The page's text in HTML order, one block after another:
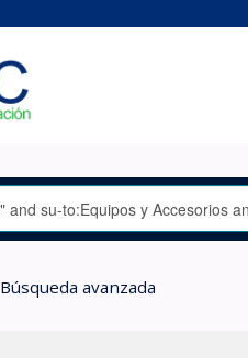
Búsqueda avanzada